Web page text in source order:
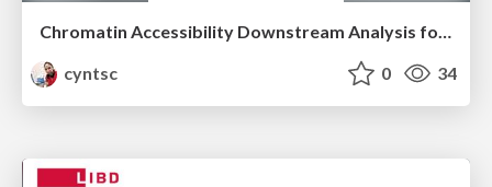
cyntsc
0 34